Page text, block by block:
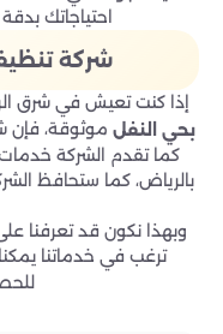
احتياجاتك
شركة
إذا كنت تعيش في شرق
بحي
النفل موثوقة، فإن
كما تقدم الشركة
بالرياض، كما ستحافظ
وبهذا نكون قد تعرفنا
ترغب في خدماتنا